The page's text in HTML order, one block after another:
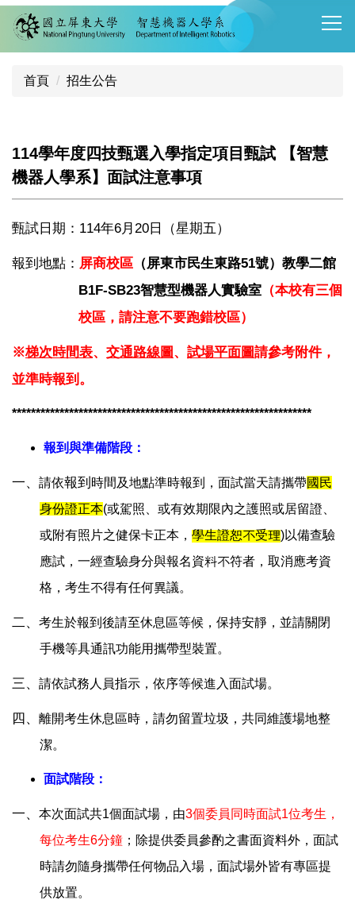
到
主
首頁 招生公告
114學年度四技甄選入學指定項目甄試 【智慧
機器人學系】面試注意事項
甄試日期：114年6月20日（星期五）
報到地點： 屏商校區 （屏東市民生東路51號）教學二館
B1F-SB23智慧型機器人實驗室 （本校有三個
校區，請注意不要跑錯校區）
※梯次時間表、 交通路線圖、 試場平面圖請參考附件，
並準時報到 。
***************************************************************
報到與準備階段：
一、請依報到時間及地點準時報到，面試當天請攜帶國民
身份證正本(或駕照、或有效期限內之護照或居留證、
或附有照片之健保卡正本， 學生證恕不受理)以備查驗
應試，一經查驗身分與報名資料不符者，取消應考資
格，考生不得有任何異議。
二、考生於報到後請至休息區等候，保持安靜，並請關閉
手機等具通訊功能用攜帶型裝置。
三、請依試務人員指示，依序等候進入面試場。
四、離開考生休息區時，請勿留置垃圾，共同維護場地整
潔。
面試階段：
一、本次面試共1個面試場，由3個委員同時面試1位考生，
每位考生6分鐘 ；除提供委員參酌之書面資料外，面試
時請勿隨身攜帶任何物品入場，面試場外皆有專區提
供放置。